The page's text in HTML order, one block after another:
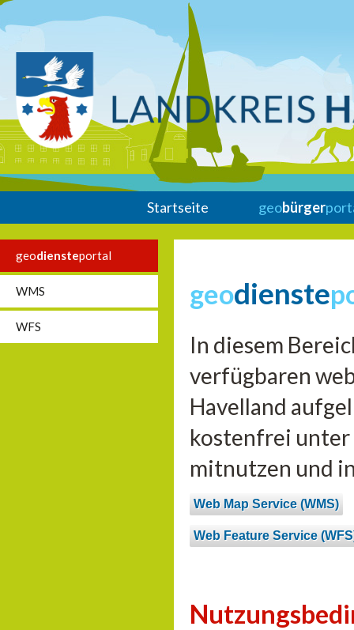
Startseite geobürger
geodiensteportal
WMS
WFS
geodienste
In diesem
verfügbaren
Havelland
kostenfrei unter
mitnutzen und
Web Map Service (WMS)
Web Feature Service